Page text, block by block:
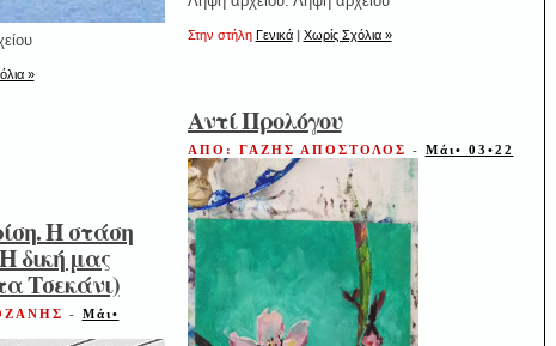
»
Στην στήλη Γενικά | Χωρίς Σχόλια »
Η στάση
δική μας
Τσεκάνι)
- Μάι•
Αντί Προλόγου
ΑΠΟ: ΓΑΖΗΣ ΑΠΟΣΤΟΛΟΣ - Μάι• 03•22